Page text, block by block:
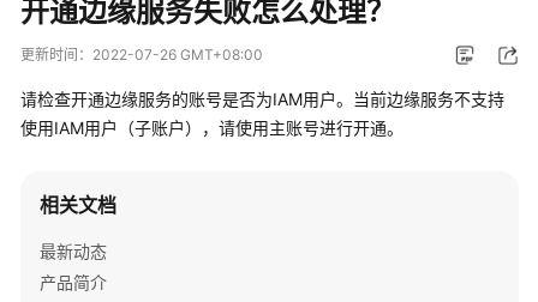
新
动
产
绍
快
速
开通边缘服务失败怎么处理？
更新时间： 2022-07-26 GMT+08:00
请检查开通边缘服务的账号是否为IAM用户。当前边缘服务不支持
使用IAM用户（子账户），请使用主账号进行开通。
相关文档
最新动态
产品简介